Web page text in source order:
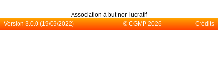
Association à but non lucratif
Version 3.0.0 (19/09/2022)
© CGMP 2026 Crédits